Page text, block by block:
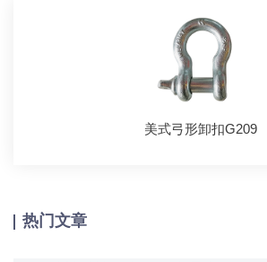
美式弓形卸扣G209
热门文章